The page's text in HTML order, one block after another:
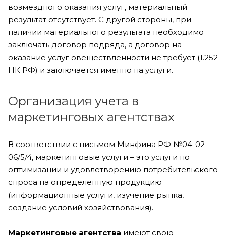
возмездного оказания услуг, материальный
результат отсутствует. С другой стороны, при
наличии материального результата необходимо
заключать договор подряда, а договор на
оказание услуг овеществленности не требует (1.252
НК РФ) и заключается именно на услуги.
Организация учета в
маркетинговых агентствах
В соответствии с письмом Минфина РФ №04-02-
06/5/4, маркетинговые услуги – это услуги по
оптимизации и удовлетворению потребительского
спроса на определенную продукцию
(информационные услуги, изучение рынка,
создание условий хозяйствования).
Маркетинговые агентства имеют свою